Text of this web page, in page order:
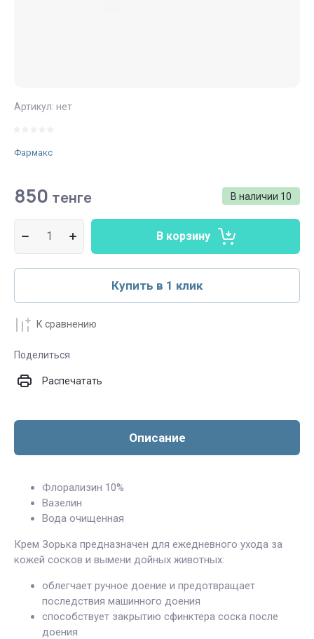
Артикул: нет
Фармакс
В наличии 10
850 тенге
В корзину
Купить в 1 клик
К сравнению
Поделиться
Распечатать
Описание
Флорализин 10%
Вазелин
Вода очищенная
Крем Зорька предназначен для ежедневного ухода за
кожей сосков и вымени дойных животных:
облегчает ручное доение и предотвращает
последствия машинного доения
способствует закрытию сфинктера соска после
доения